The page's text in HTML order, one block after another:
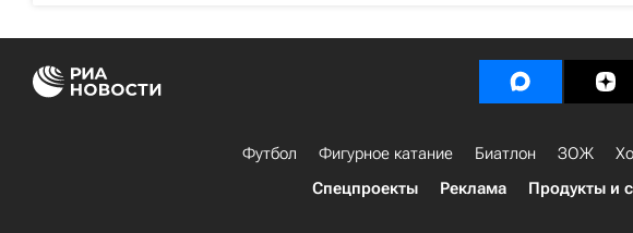
Футбол Фигурное катание Биатлон ЗОЖ
Спецпроекты
Реклама Продукты и